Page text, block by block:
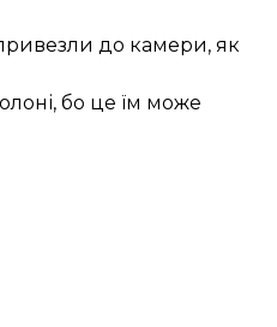
до камери, як
бо це їм може